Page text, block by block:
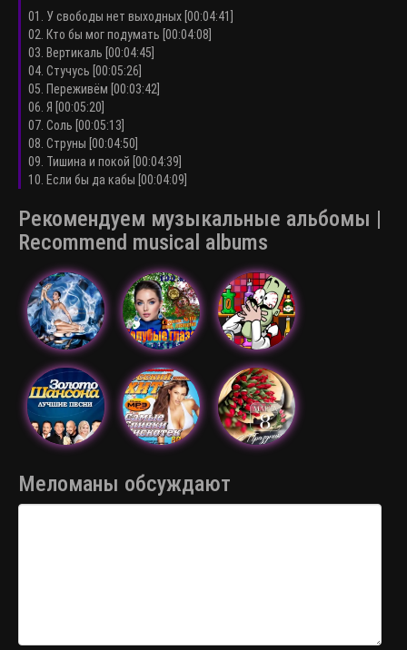
01. У свободы нет выходных [00:04:41]
02. Кто бы мог подумать [00:04:08]
03. Вертикаль [00:04:45]
04. Стучусь [00:05:26]
05. Переживём [00:03:42]
06. Я [00:05:20]
07. Соль [00:05:13]
08. Струны [00:04:50]
09. Тишина и покой [00:04:39]
10. Если бы да кабы [00:04:09]
Рекомендуем музыкальные альбомы |
Recommend musical albums
Меломаны обсуждают